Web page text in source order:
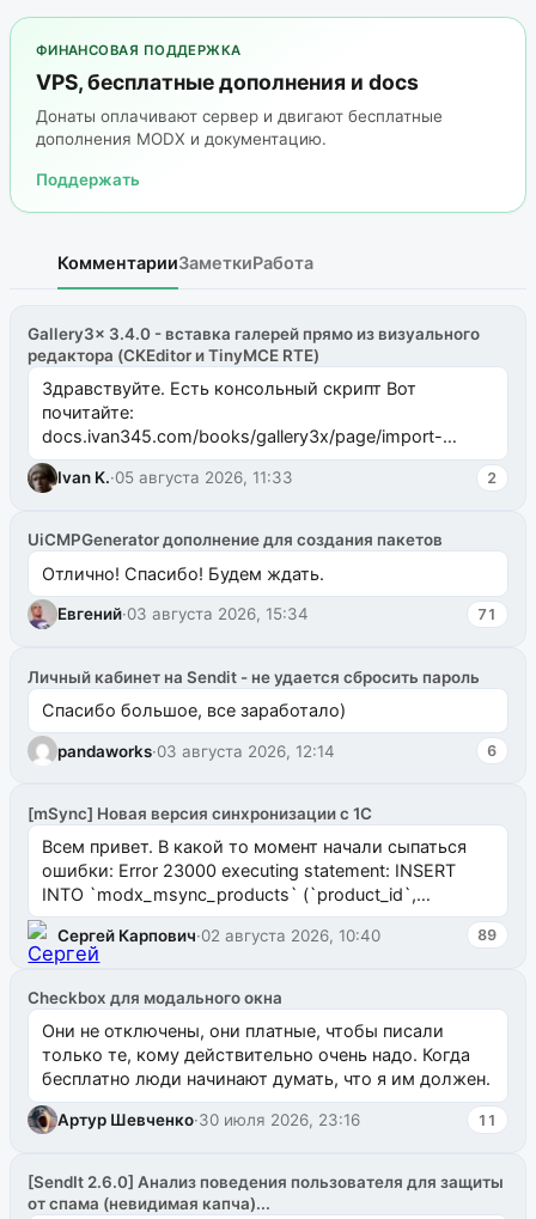
ФИНАНСОВАЯ ПОДДЕРЖКА
VPS, бесплатные дополнения и docs
Донаты оплачивают сервер и двигают бесплатные
дополнения MODX и документацию.
Поддержать
КомментарииЗаметкиРабота
Gallery3x 3.4.0 - вставка галерей прямо из визуального
редактора (CKEditor и TinyMCE RTE)
Здравствуйте. Есть консольный скрипт Вот
почитайте:
docs.ivan345.com/books/gallery3x/page/import-
ms2galleryphp
Ivan K.·05 августа 2026, 11:33 2
UiCMPGenerator дополнение для создания пакетов
Отлично! Спасибо! Будем ждать.
Евгений·03 августа 2026, 15:34 71
Личный кабинет на Sendit - не удается сбросить пароль
Спасибо большое, все заработало)
pandaworks·03 августа 2026, 12:14 6
[mSync] Новая версия синхронизации с 1С
Всем привет. В какой то момент начали сыпаться
ошибки: Error 23000 executing statement: INSERT
INTO `modx_msync_products` (`product_id`,
`uuid_1c`) VALUES ...
Сергей Карпович·02 августа 2026, 10:40 89
Checkbox для модального окна
Они не отключены, они платные, чтобы писали
только те, кому действительно очень надо. Когда
бесплатно люди начинают думать, что я им должен.
Артур Шевченко·30 июля 2026, 23:16 11
[SendIt 2.6.0] Анализ поведения пользователя для защиты
от спама (невидимая капча)...